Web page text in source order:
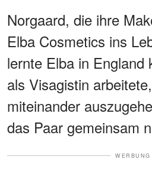
Norgaard, die ihre
Elba Cosmetics ins
lernte Elba in England
als Visagistin
miteinander
das Paar gemeinsam
WERBUNG